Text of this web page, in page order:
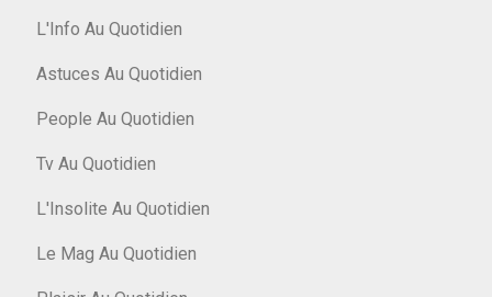
L'Info Au Quotidien
Astuces Au Quotidien
People Au Quotidien
Tv Au Quotidien
L'Insolite Au Quotidien
Le Mag Au Quotidien